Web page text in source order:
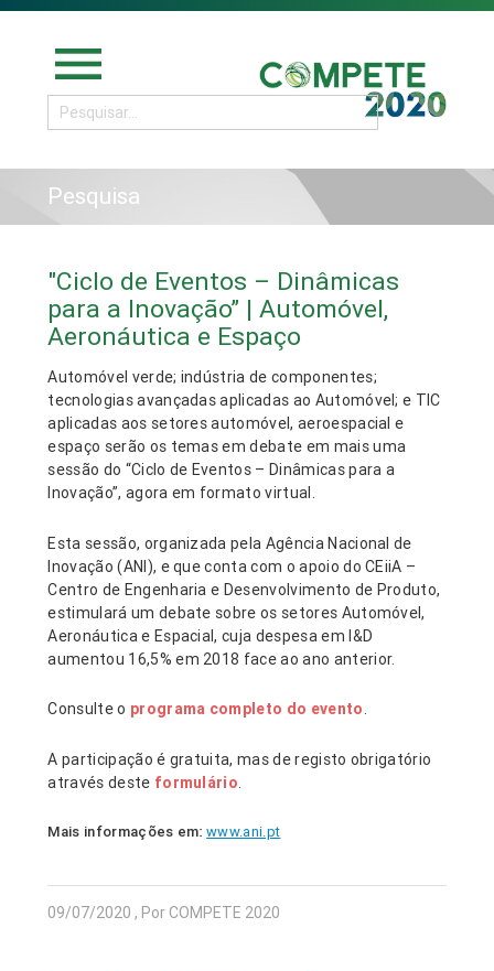
menu
Pesquisa
"Ciclo de Eventos – Dinâmicas
para a Inovação” | Automóvel,
Aeronáutica e Espaço
Automóvel verde; indústria de componentes;
tecnologias avançadas aplicadas ao Automóvel; e TIC
aplicadas aos setores automóvel, aeroespacial e
espaço serão os temas em debate em mais uma
sessão do “Ciclo de Eventos – Dinâmicas para a
Inovação”, agora em formato virtual.
Esta sessão, organizada pela Agência Nacional de
Inovação (ANI), e que conta com o apoio do CEiiA –
Centro de Engenharia e Desenvolvimento de Produto,
estimulará um debate sobre os setores Automóvel,
Aeronáutica e Espacial, cuja despesa em I&D
aumentou 16,5% em 2018 face ao ano anterior.
Consulte o programa completo do evento.
A participação é gratuita, mas de registo obrigatório
através deste formulário.
Mais informações em: www.ani.pt
09/07/2020 , Por COMPETE 2020